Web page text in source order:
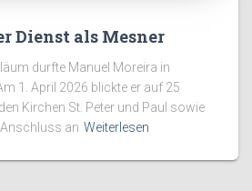
Dienst als Mesner
durfte Manuel Moreira in
1. April 2026 blickte er auf 25
Kirchen St. Peter und Paul sowie
an Weiterlesen